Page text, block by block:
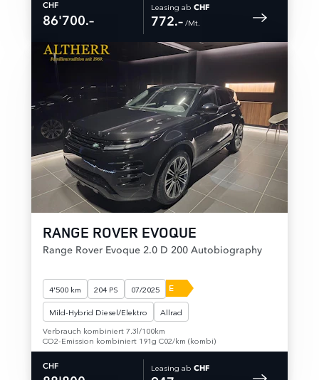
CHF
86'700.–
Leasing ab CHF
772.– /Mt.
RANGE ROVER EVOQUE
Range Rover Evoque 2.0 D 200 Autobiography
4'500 km 204 PS 07/2025 E
Mild-Hybrid Diesel/Elektro
Allrad
Verbrauch kombiniert 7.3l/100km
CO2-Emission kombiniert 191g C02/km (kombi)
CHF Leasing ab CHF